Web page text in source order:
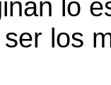
lo
los